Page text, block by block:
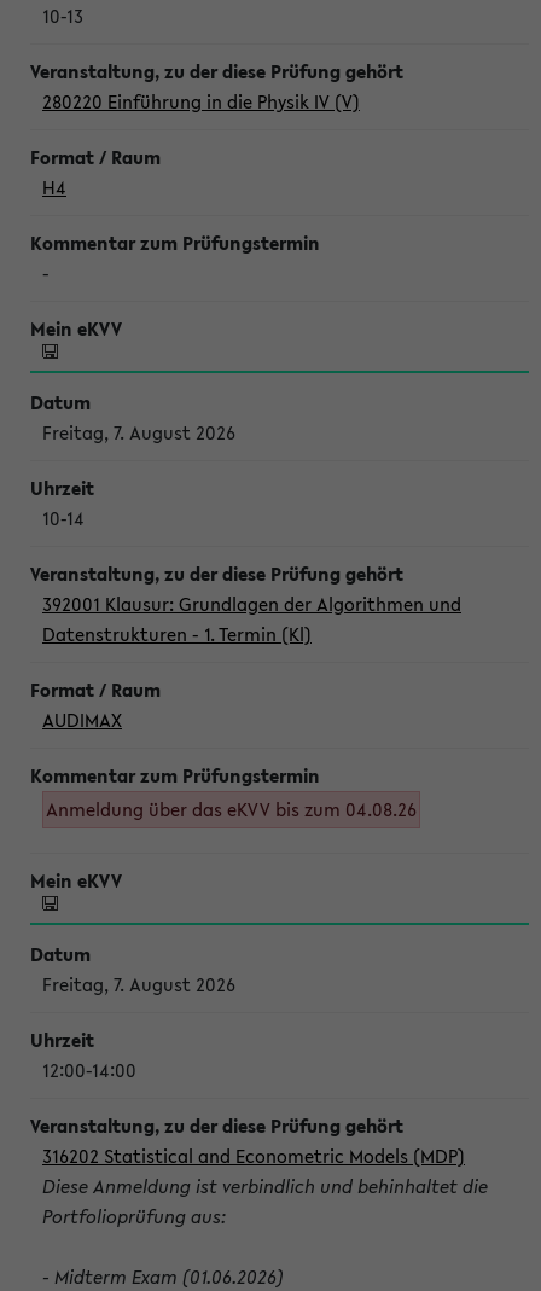
10-13
280220 Einführung in die Physik IV (V)
H4
-
Freitag, 7. August 2026
10-14
392001 Klausur: Grundlagen der Algorithmen und
Datenstrukturen - 1. Termin (Kl)
AUDIMAX
Anmeldung über das eKVV bis zum 04.08.26
Freitag, 7. August 2026
12:00-14:00
316202 Statistical and Econometric Models (MDP)
Diese Anmeldung ist verbindlich und behinhaltet die
Portfolioprüfung aus:
- Midterm Exam (01.06.2026)